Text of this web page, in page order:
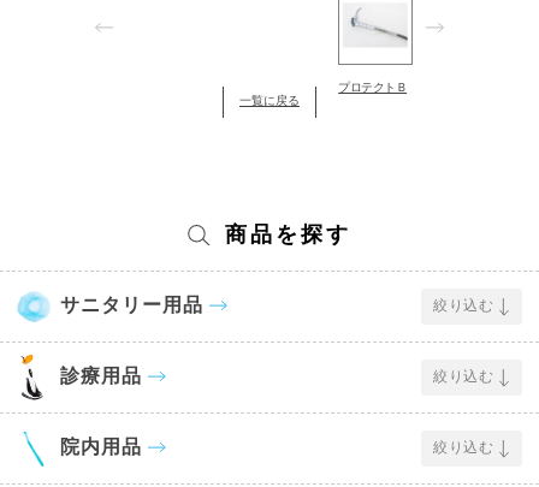
一覧に戻る
プロテクトＢ
商品を探す
サニタリー用品 絞り込む
診療用品 絞り込む
院内用品 絞り込む